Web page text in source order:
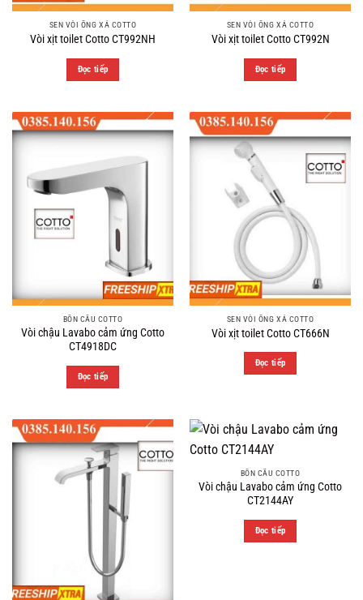
SEN VÒI ỐNG XẢ COTTO
Vòi xịt toilet Cotto CT992NH
Đọc tiếp
SEN VÒI ỐNG XẢ COTTO
Vòi xịt toilet Cotto CT992N
Đọc tiếp
BỒN CẦU COTTO
Vòi chậu Lavabo cảm ứng Cotto
CT4918DC
Đọc tiếp
SEN VÒI ỐNG XẢ COTTO
Vòi xịt toilet Cotto CT666N
Đọc tiếp
BỒN CẦU COTTO
Vòi chậu Lavabo cảm ứng Cotto
CT2144AY
Đọc tiếp